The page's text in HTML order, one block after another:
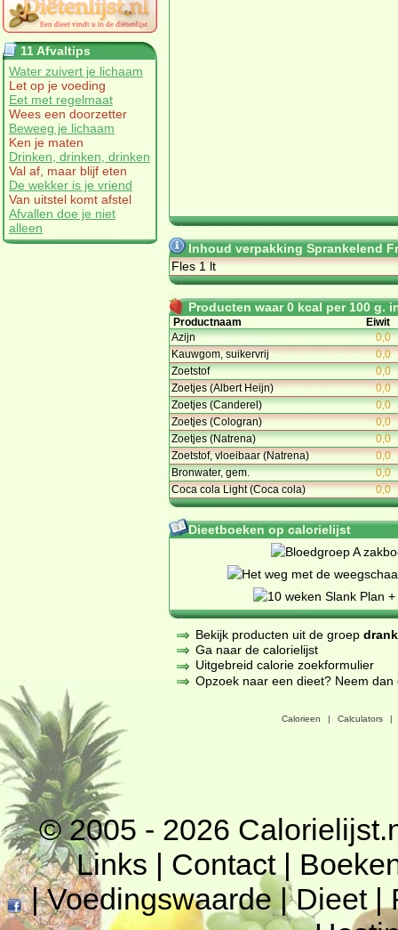
11 Afvaltips
Water zuivert je lichaam
Let op je voeding
Eet met regelmaat
Wees een doorzetter
Beweeg je lichaam
Ken je maten
Drinken, drinken, drinken
Val af, maar blijf eten
De wekker is je vriend
Van uitstel komt afstel
Afvallen doe je niet
alleen
Inhoud verpakking Sprankelend
Fles 1 lt
Producten waar 0 kcal per 100 g.
Productnaam
Eiwit
Azijn
0,0
Kauwgom, suikervrij
0,0
Zoetstof
0,0
Zoetjes (Albert Heijn)
0,0
Zoetjes (Canderel)
0,0
Zoetjes (Cologran)
0,0
Zoetjes (Natrena)
0,0
Zoetstof, vloeibaar (Natrena)
0,0
Bronwater, gem.
0,0
Coca cola Light (Coca cola)
0,0
Dieetboeken op calorielijst
Bekijk producten uit de groep
Ga naar de calorielijst
Uitgebreid calorie zoekformulier
Opzoek naar een dieet? Neem
Calorieen | Calculators |
© 2005 - 2026
Links | Contact|
|Voedingswaarde|Dieet|